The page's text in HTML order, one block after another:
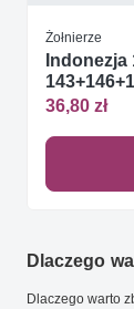
Żołnierze
Indonezja
36,80 zł
Dlaczego
Dlaczego warto